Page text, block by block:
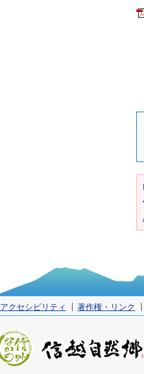
アクセシビリティ 著作権・リンク